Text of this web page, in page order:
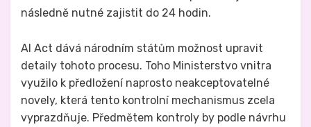
následně nutné zajistit do 24 hodin.
AI Act dává národním státům možnost upravit
detaily tohoto procesu. Toho Ministerstvo vnitra
využilo k předložení naprosto neakceptovatelné
novely, která tento kontrolní mechanismus zcela
vyprazdňuje. Předmětem kontroly by podle návrhu